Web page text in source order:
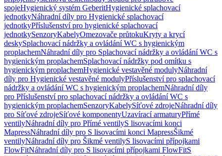
spojeHygienický systém GeberitHygienické splachovací
jednotkyNáhradní díly pro Hygienické splachovací
jednotkyPříslušenství pro hygienické splachovací
jednotkySenzoryKabelyOmezovače průtokuKryty a krycí
deskySplachovací nádržky a ovládání WC s hygienickým
proplachemNáhradní díly pro Splachovací nádržky a ovládání WC s
hygienickým proplachemSplachovací nádržky pod omítku s
hygienickým proplachemHygienické vestavěné modulyNáhradní
díly pro Hygienické vestavěné modulyPříslušenství pro splachovací
nádržky a ovládání WC s hygienickým proplachemNáhradní díly
pro Příslušenství pro splachovací nádržky a ovládání WC s
hygienickým proplachemSenzoryKabelySíťové zdrojeNáhradní díly
pro Síťové zdrojeSíťové komponentyUzavírací armaturyPřímé
ventilyNáhradní díly pro Přímé ventilyS lisovacími konci
MapressNáhradní díly pro S lisovacími konci MapressŠikmé
ventilyNáhradní díly pro Šikmé ventilyS lisovacími přípojkami
FlowFitNáhradní díly pro S lisovacími přípojkami FlowFitS